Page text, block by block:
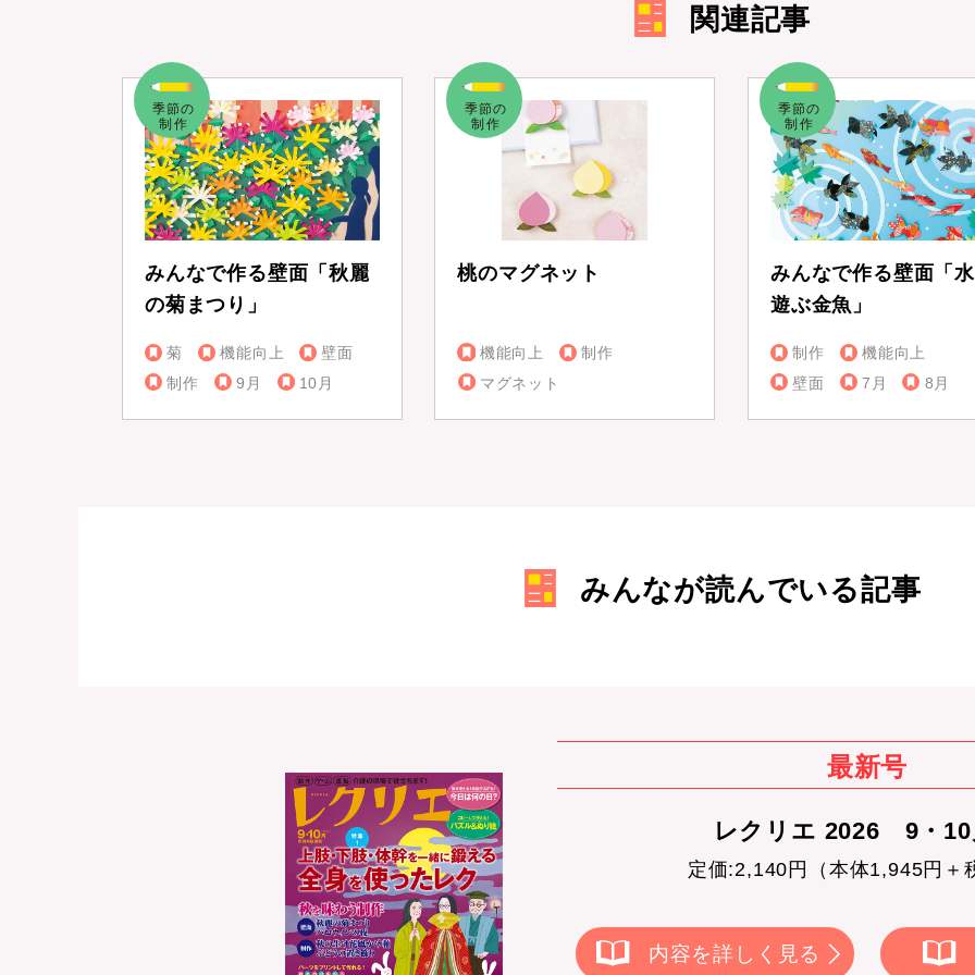
関連記事
みんなで作る壁面「秋麗
の菊まつり」
菊 機能向上
壁面
制作
9月 10月
桃のマグネット
機能向上
制作
マグネット
みんなで作る壁面「
遊ぶ金魚」
制作
機能向上
壁面
7月 8月
みんなが読んでいる記事
最新号
レクリエ 2026 9・10
定価:2,140円（本体1,945円＋
内容を詳しく見る